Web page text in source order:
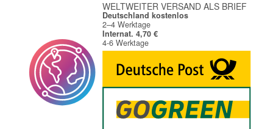
WELTWEITER VERSAND ALS BRIEF
Deutschland kostenlos
2–4 Werktage
Internat. 4,70 €
4-6 Werktage